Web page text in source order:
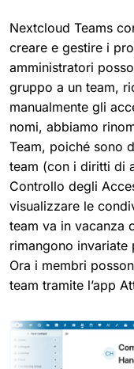
Nextcloud Teams
creare e gestire i
amministratori
gruppo a un team,
manualmente gli
nomi, abbiamo
Team, poiché sono
team (con i diritti di
Controllo degli
visualizzare le
team va in vacanza
rimangono
Ora i membri
team tramite l’app